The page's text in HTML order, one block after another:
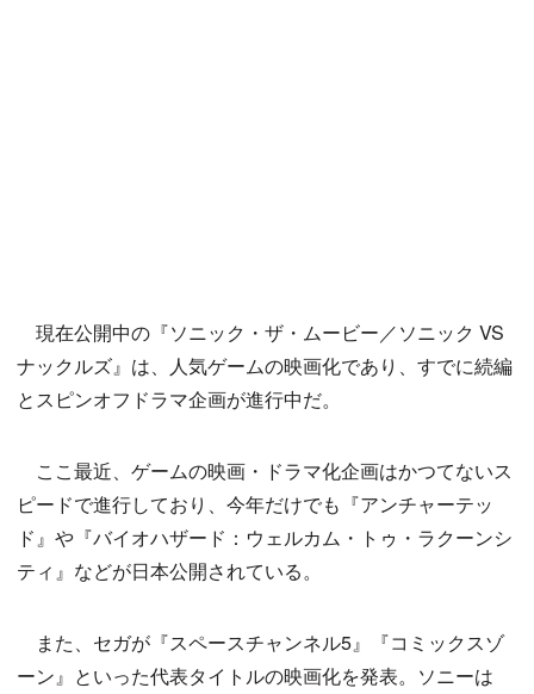
現在公開中の『ソニック・ザ・ムービー／ソニック VS
ナックルズ』は、人気ゲームの映画化であり、すでに続編
とスピンオフドラマ企画が進行中だ。
ここ最近、ゲームの映画・ドラマ化企画はかつてないス
ピードで進行しており、今年だけでも『アンチャーテッ
ド』や『バイオハザード：ウェルカム・トゥ・ラクーンシ
ティ』などが日本公開されている。
また、セガが『スペースチャンネル5』『コミックスゾ
ーン』といった代表タイトルの映画化を発表。ソニーは